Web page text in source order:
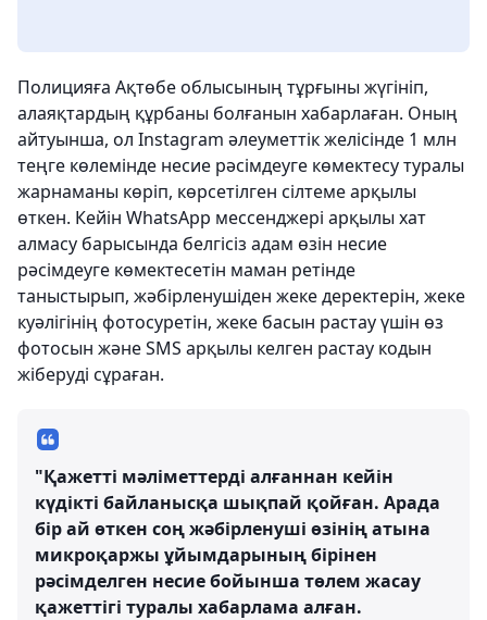
Полицияға Ақтөбе облысының тұрғыны жүгініп,
алаяқтардың құрбаны болғанын хабарлаған. Оның
айтуынша, ол Instagram әлеуметтік желісінде 1 млн
теңге көлемінде несие рәсімдеуге көмектесу туралы
жарнаманы көріп, көрсетілген сілтеме арқылы
өткен. Кейін WhatsApp мессенджері арқылы хат
алмасу барысында белгісіз адам өзін несие
рәсімдеуге көмектесетін маман ретінде
таныстырып, жәбірленушіден жеке деректерін, жеке
куәлігінің фотосуретін, жеке басын растау үшін өз
фотосын және SMS арқылы келген растау кодын
жіберуді сұраған.
"Қажетті мәліметтерді алғаннан кейін
күдікті байланысқа шықпай қойған. Арада
бір ай өткен соң жәбірленуші өзінің атына
микроқаржы ұйымдарының бірінен
рәсімделген несие бойынша төлем жасау
қажеттігі туралы хабарлама алған.